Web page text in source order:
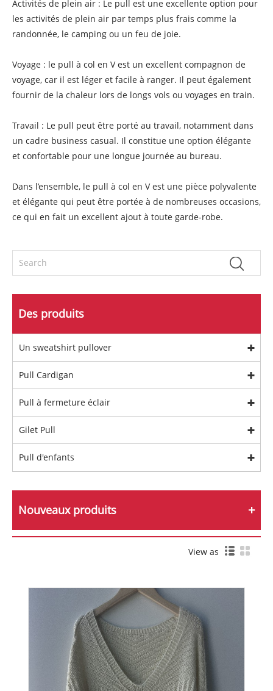
Activités de plein air : Le pull est une excellente option pour
les activités de plein air par temps plus frais comme la
randonnée, le camping ou un feu de joie.
Voyage : le pull à col en V est un excellent compagnon de
voyage, car il est léger et facile à ranger. Il peut également
fournir de la chaleur lors de longs vols ou voyages en train.
Travail : Le pull peut être porté au travail, notamment dans
un cadre business casual. Il constitue une option élégante
et confortable pour une longue journée au bureau.
Dans l’ensemble, le pull à col en V est une pièce polyvalente
et élégante qui peut être portée à de nombreuses occasions,
ce qui en fait un excellent ajout à toute garde-robe.
Des produits
Un sweatshirt pullover
Pull Cardigan
Pull à fermeture éclair
Gilet Pull
Pull d'enfants
Nouveaux produits
View as